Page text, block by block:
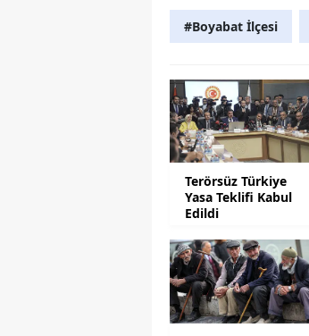
#Boyabat İlçesi
Terörsüz Türkiye
Yasa Teklifi Kabul
Edildi